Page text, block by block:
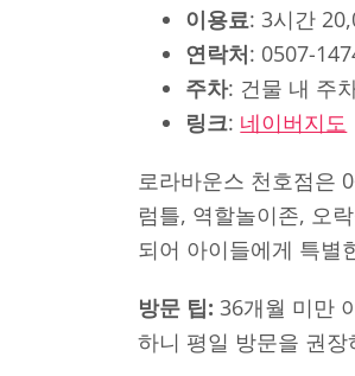
이용료: 3시간
연락처: 0507-
주차: 건물 내 주
링크: 네이버지도
로라바운스 천호점은
럼틀, 역할놀이존, 오
되어 아이들에게 특별
방문 팁: 36개월 미만
하니 평일 방문을 권